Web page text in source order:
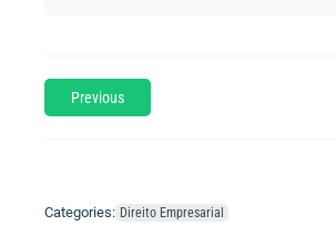
Previous
Categories: Direito Empresarial